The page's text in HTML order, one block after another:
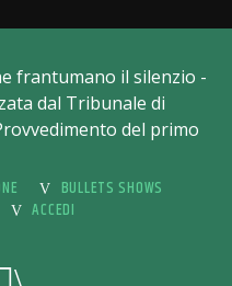
frantumano il silenzio -
dal Tribunale di
del primo
BULLETS SHOWS
ACCEDI